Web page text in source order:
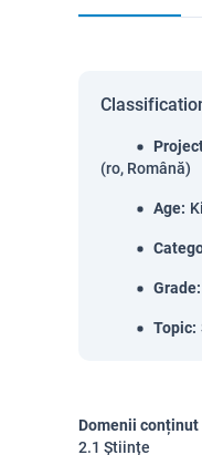
(ro, Română)
Age:
Grade:
Topic:
Domenii conținut
2.1 Științe